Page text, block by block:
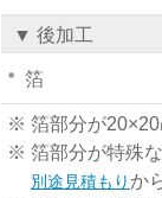
▼ 後加工
箔
※ 箔部分が20×20
※ 箔部分が特殊
別途見積もりか